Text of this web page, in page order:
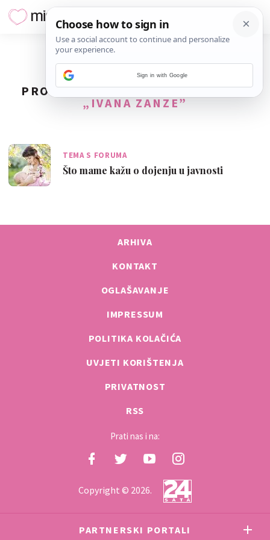
PRONAĐENO1REZULTATA ZA TAG
„IVANA ZANZE”
TEMA S FORUMA
Što mame kažu o dojenju u javnosti
ARHIVA
KONTAKT
OGLAŠAVANJE
IMPRESSUM
POLITIKA KOLAČIĆA
UVJETI KORIŠTENJA
PRIVATNOST
RSS
Prati nas i na:
Copyright © 2026.
PARTNERSKI PORTALI
Sign in with Google